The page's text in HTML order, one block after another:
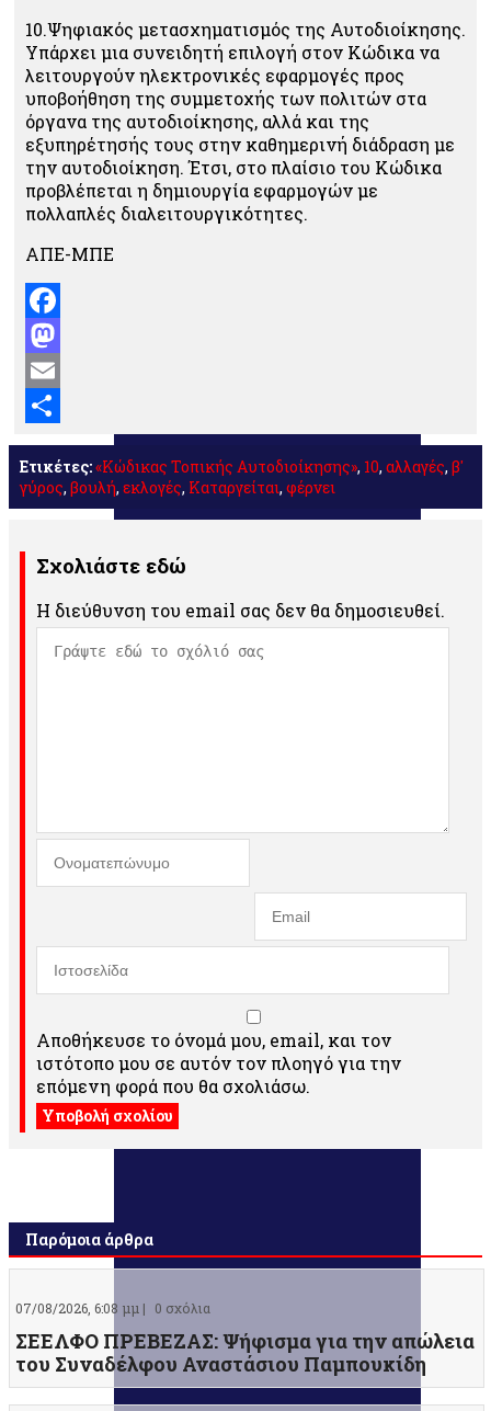
10.Ψηφιακός μετασχηματισμός της Αυτοδιοίκησης.
Υπάρχει μια συνειδητή επιλογή στον Κώδικα να
λειτουργούν ηλεκτρονικές εφαρμογές προς
υποβοήθηση της συμμετοχής των πολιτών στα
όργανα της αυτοδιοίκησης, αλλά και της
εξυπηρέτησής τους στην καθημερινή διάδραση με
την αυτοδιοίκηση. Έτσι, στο πλαίσιο του Κώδικα
προβλέπεται η δημιουργία εφαρμογών με
πολλαπλές διαλειτουργικότητες.
ΑΠΕ-ΜΠΕ
Facebook
Mastodon
Email
Μοιραστείτε
Ετικέτες:«Κώδικας Τοπικής Αυτοδιοίκησης», 10, αλλαγές, β'
γύρος, βουλή, εκλογές, Καταργείται, φέρνει
Σχολιάστε εδώ
Η διεύθυνση του email σας δεν θα δημοσιευθεί.
Αποθήκευσε το όνομά μου, email, και τον
ιστότοπο μου σε αυτόν τον πλοηγό για την
επόμενη φορά που θα σχολιάσω.
Παρόμοια άρθρα
07/08/2026, 6:08 μμ | 0 σχόλια
ΣΕΕΛΦΟ ΠΡΕΒΕΖΑΣ: Ψήφισμα για την απώλεια
του Συναδέλφου Αναστάσιου Παμπουκίδη